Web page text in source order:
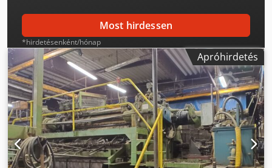
Most hirdessen
*hirdetésenként/hónap
Apróhirdetés